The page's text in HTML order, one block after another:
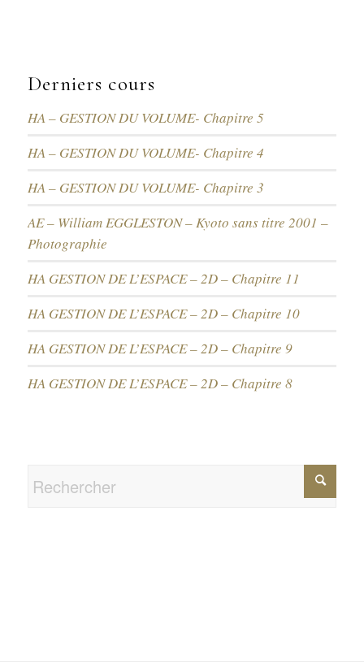
Derniers cours
HA – GESTION DU VOLUME- Chapitre 5
HA – GESTION DU VOLUME- Chapitre 4
HA – GESTION DU VOLUME- Chapitre 3
AE – William EGGLESTON – Kyoto sans titre 2001 –
Photographie
HA GESTION DE L’ESPACE – 2D – Chapitre 11
HA GESTION DE L’ESPACE – 2D – Chapitre 10
HA GESTION DE L’ESPACE – 2D – Chapitre 9
HA GESTION DE L’ESPACE – 2D – Chapitre 8